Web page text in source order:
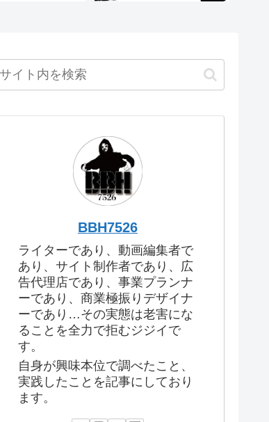
BBH7526
ライターであり、動画編集者で
あり、サイト制作者であり、広
告代理店であり、事業プランナ
ーであり、商業極振りデザイナ
ーであり…その実態は老害にな
ることを全力で拒むジジイで
す。
自身が興味本位で調べたこと、
実践したことを記事にしており
ます。